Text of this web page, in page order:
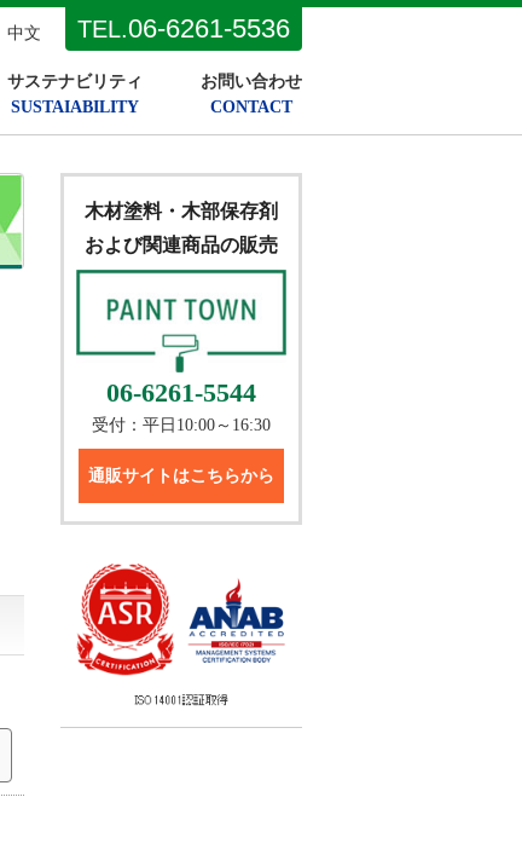
中文 TEL.06-6261-5536
サステナビリティ
SUSTAIABILITY
お問い合わせ
CONTACT
木材塗料・木部保存剤
および関連商品の販売
06-6261-5544
受付：平日10:00～16:30
通販サイトはこちらから